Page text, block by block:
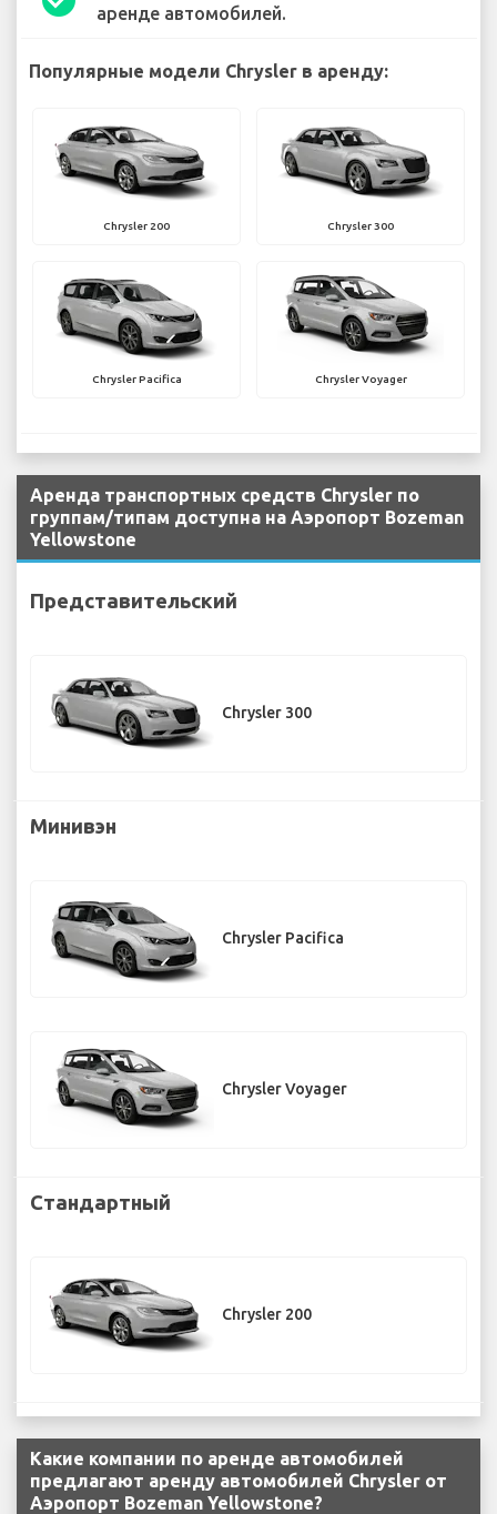
аренде автомобилей.
Популярные модели Chrysler в аренду:
Chrysler 200 Chrysler 300
Chrysler Pacifica Chrysler Voyager
Аренда транспортных средств Chrysler по
группам/типам доступна на Аэропорт Bozeman
Yellowstone
Представительский
Chrysler 300
Минивэн
Chrysler Pacifica
Chrysler Voyager
Стандартный
Chrysler 200
Какие компании по аренде автомобилей
предлагают аренду автомобилей Chrysler от
Аэропорт Bozeman Yellowstone?